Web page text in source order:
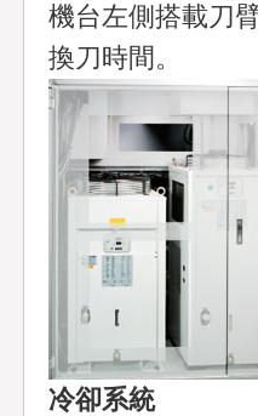
機台左側搭載刀
換刀時間。
冷卻系統